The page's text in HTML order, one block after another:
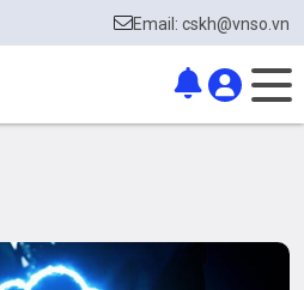
Email: cskh@vnso.vn